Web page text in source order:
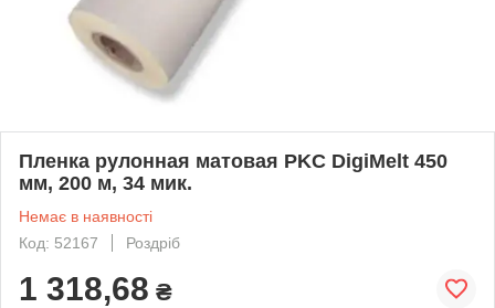
Пленка рулонная матовая PKC DigiMelt 450
мм, 200 м, 34 мик.
Немає в наявності
Код: 52167
Роздріб
1 318,68 ₴